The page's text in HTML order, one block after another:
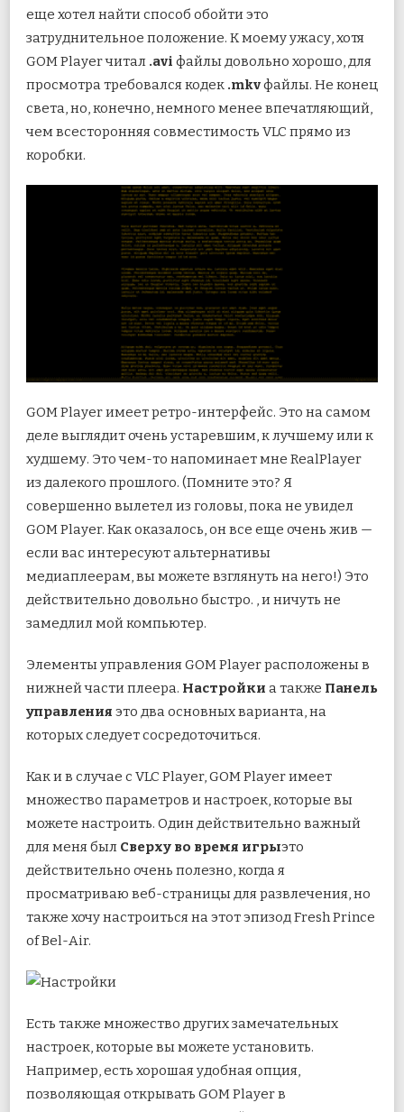
еще хотел найти способ обойти это
затруднительное положение. К моему ужасу, хотя
GOM Player читал .avi файлы довольно хорошо, для
просмотра требовался кодек .mkvфайлы. Не конец
света, но, конечно, немного менее впечатляющий,
чем всесторонняя совместимость VLC прямо из
коробки.
GOM Player имеет ретро-интерфейс. Это на самом
деле выглядит очень устаревшим, к лучшему или к
худшему. Это чем-то напоминает мне RealPlayer
из далекого прошлого. (Помните это? Я
совершенно вылетел из головы, пока не увидел
GOM Player. Как оказалось, он все еще очень жив —
если вас интересуют альтернативы
медиаплеерам, вы можете взглянуть на него!) Это
действительно довольно быстро. , и ничуть не
замедлил мой компьютер.
Элементы управления GOM Player расположены в
нижней части плеера. Настройки а также Панель
управления это два основных варианта, на
которых следует сосредоточиться.
Как и в случае с VLC Player, GOM Player имеет
множество параметров и настроек, которые вы
можете настроить. Один действительно важный
для меня был Сверху во время игрыэто
действительно очень полезно, когда я
просматриваю веб-страницы для развлечения, но
также хочу настроиться на этот эпизод Fresh Prince
of Bel-Air.
Есть также множество других замечательных
настроек, которые вы можете установить.
Например, есть хорошая удобная опция,
позволяющая открывать GOM Player в